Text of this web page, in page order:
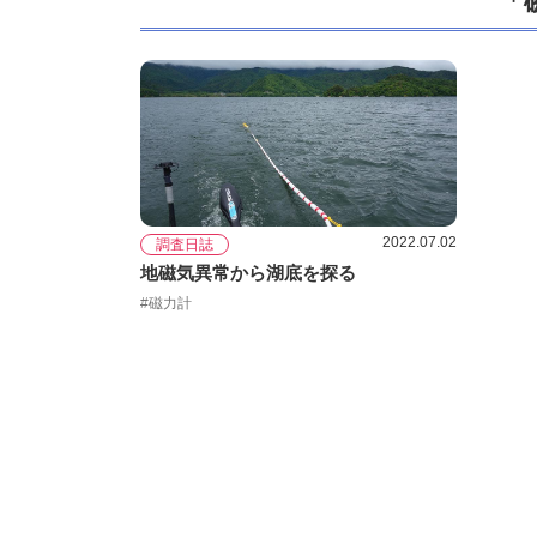
調査日誌 2022.07.02
地磁気異常から湖底を探る
#磁力計